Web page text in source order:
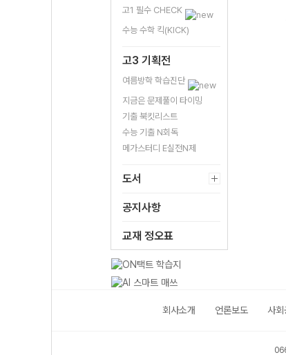
고1 필수 CHECK
수능 수학 킥(KICK)
고3 기획전
여름방학 학습진단
지금은 문제풀이 타이밍
기출 북킷리스트
수능 기출 N회독
메가스터디 E실전N제
도서
공지사항
교재 정오표
미래 수학영역 미
회사소개 언론보도 사회